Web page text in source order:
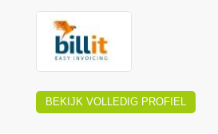
BEKIJK VOLLEDIG PROFIEL